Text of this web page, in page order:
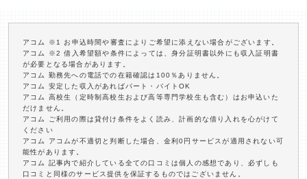
アコム ※1 お申込時間や審査によりご希望に添えない場合がございます。
アコム ※2 借入希望額や条件によっては、身分証明書以外にも収入証明書
が必要となる場合があります。
アコム 勤務先への電話での在籍確認は100％ありません。
アコム 安定した収入があればパート・バイトOK
アコム 高校生（定時制高校生および高等専門学校生も含む）はお申込いた
だけません。
アコム ご利用の際は貸付け条件をよく読み、計画的な借り入れを心がけて
ください
アコム アコムが不適切と判断した場合、金利0円サービスが適用されない可
能性があります。
アコム 記事内で紹介している全ての口コミは個人の感想であり、必ずしも
口コミと同様のサービス提供を保証するものではございません。